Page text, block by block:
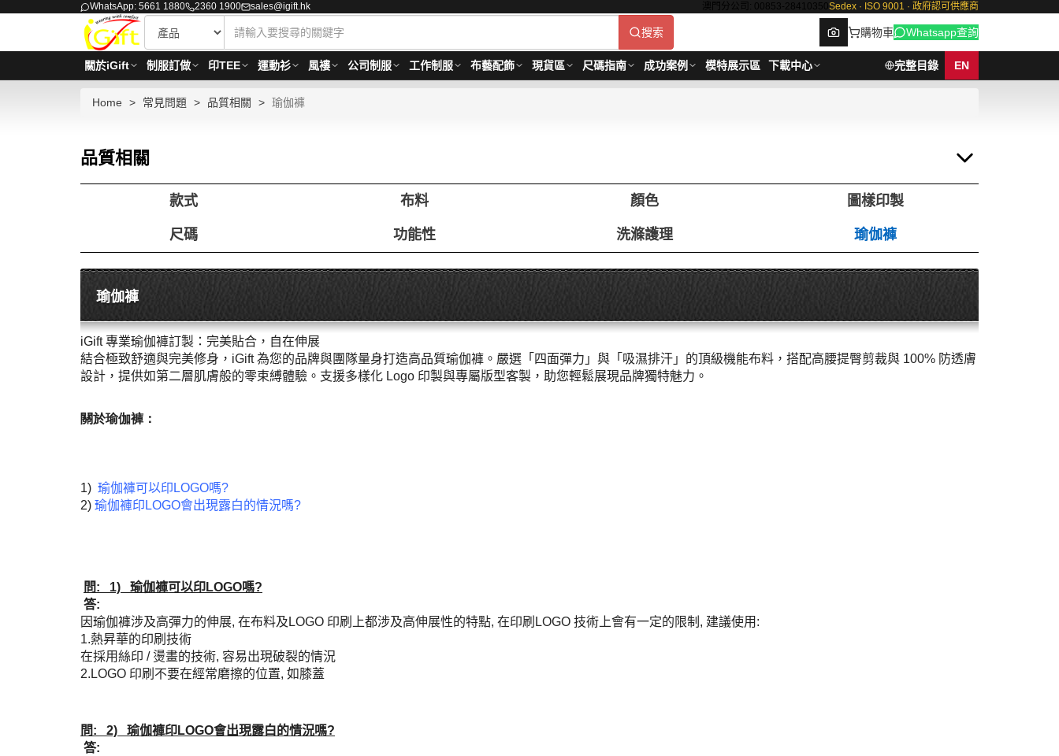
WhatsApp: 5661 1880 2360 1900 sales@igift.hk 澳門分公司: 00853-28410350 Sedex · ISO 9001 · 政府認可供應商
搜索 購物車 Whatsapp查詢
關於iGift 制服訂做 印TEE 運動衫 風褸 公司制服 工作制服 布藝配飾 現貨區 尺碼指南 成功案例 模特展示區 下載中心 完整目錄 EN
Home 常見問題 品質相關 瑜伽褲
品質相關
款式 布料 顏色 圖樣印製
尺碼 功能性 洗滌護理 瑜伽褲
瑜伽褲
iGift 專業瑜伽褲訂製：完美貼合，自在伸展
結合極致舒適與完美修身，iGift 為您的品牌與團隊量身打造高品質瑜伽褲。嚴選「四面彈力」與「吸濕排汗」的頂級機能布料，搭配高腰提臀剪裁與 100% 防透膚
設計，提供如第二層肌膚般的零束縛體驗。支援多樣化 Logo 印製與專屬版型客製，助您輕鬆展現品牌獨特魅力。
關於瑜伽褲：
1) 瑜伽褲可以印LOGO嗎?
2) 瑜伽褲印LOGO會出現露白的情況嗎?
問: 1) 瑜伽褲可以印LOGO嗎?
答:
因瑜伽褲涉及高彈力的伸展, 在布料及LOGO 印刷上都涉及高伸展性的特點, 在印刷LOGO 技術上會有一定的限制, 建議使用:
1.熱昇華的印刷技術
在採用絲印 / 燙畫的技術, 容易出現破裂的情況
2.LOGO 印刷不要在經常磨擦的位置, 如膝蓋
問: 2) 瑜伽褲印LOGO會出現露白的情況嗎?
答: